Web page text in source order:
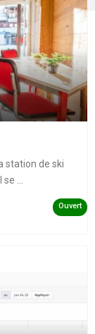
station de ski
...
Ouvert